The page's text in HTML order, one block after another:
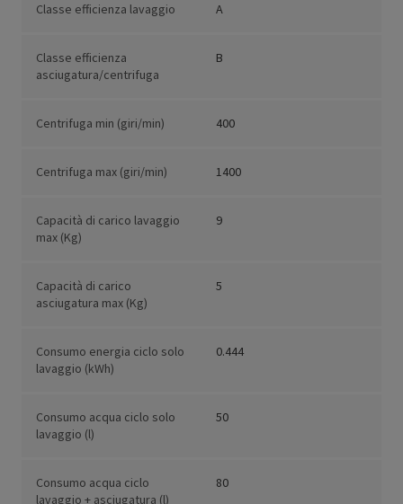
Classe efficienza lavaggio A
Classe efficienza
asciugatura/centrifuga
B
Centrifuga min (giri/min) 400
Centrifuga max (giri/min) 1400
Capacità di carico lavaggio
max (Kg)
9
Capacità di carico
asciugatura max (Kg)
5
Consumo energia ciclo solo
lavaggio (kWh)
0.444
Consumo acqua ciclo solo
lavaggio (l)
50
Consumo acqua ciclo
lavaggio + asciugatura (l)
80